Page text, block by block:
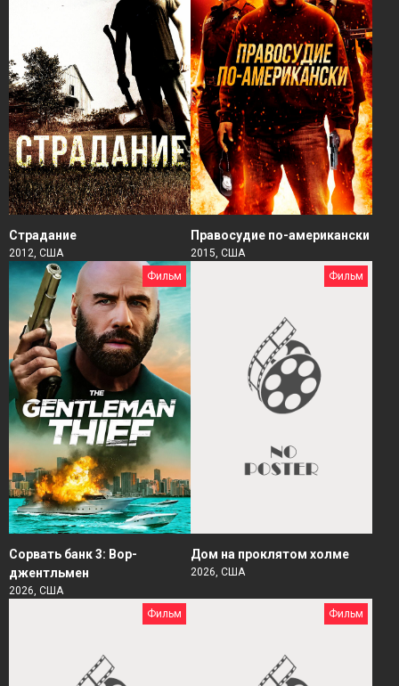
Страдание
2012, США
Правосудие по-американски
2015, США
Фильм
Сорвать банк 3: Вор-
джентльмен
2026, США
Фильм
Дом на проклятом холме
2026, США
Фильм Фильм